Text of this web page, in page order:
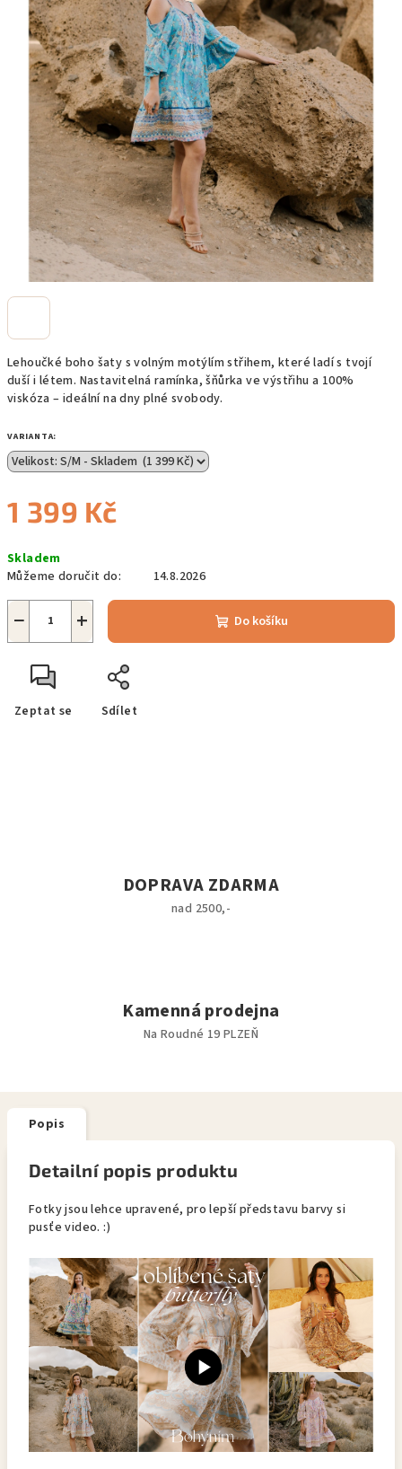
Lehoučké boho šaty s volným motýlím střihem, které ladí s tvojí
duší i létem. Nastavitelná ramínka, šňůrka ve výstřihu a 100%
viskóza – ideální na dny plné svobody.
VARIANTA:
1 399 Kč
cena:
Skladem
Můžeme doručit do:
14.8.2026
+
− Do košíku
Zeptat se Sdílet
DOPRAVA ZDARMA
nad 2500,-
Kamenná prodejna
Na Roudné 19 PLZEŇ
Popis
Detailní popis produktu
Fotky jsou lehce upravené, pro lepší představu barvy si
pusťe video. :)